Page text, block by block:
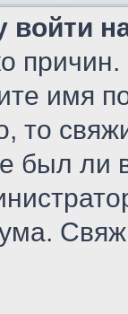
войти
имя
то
был ли